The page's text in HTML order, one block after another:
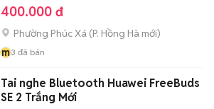
400.000 đ
Phường Phúc Xá (P. Hồng Hà mới)
m3 đã bán
Tai nghe Bluetooth Huawei FreeBuds
SE 2 Trắng Mới